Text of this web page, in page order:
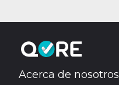
Acerca de nosotros